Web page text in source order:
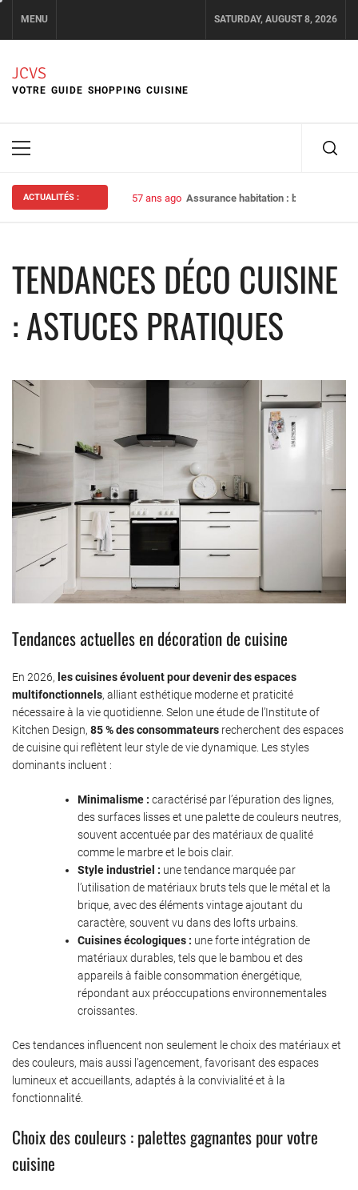
content
MENU SATURDAY, AUGUST 8, 2026
JCVS
VOTRE GUIDE SHOPPING CUISINE
Primary
ACTUALITÉS : 57 ans ago Assurance habitation : bien choisir
TENDANCES DÉCO CUISINE
: ASTUCES PRATIQUES
Tendances actuelles en décoration de cuisine
En 2026, les cuisines évoluent pour devenir des espaces
multifonctionnels, alliant esthétique moderne et praticité
nécessaire à la vie quotidienne. Selon une étude de l’Institute of
Kitchen Design, 85 % des consommateurs recherchent des espaces
de cuisine qui reflètent leur style de vie dynamique. Les styles
dominants incluent :
Minimalisme : caractérisé par l’épuration des lignes,
des surfaces lisses et une palette de couleurs neutres,
souvent accentuée par des matériaux de qualité
comme le marbre et le bois clair.
Style industriel : une tendance marquée par
l’utilisation de matériaux bruts tels que le métal et la
brique, avec des éléments vintage ajoutant du
caractère, souvent vu dans des lofts urbains.
Cuisines écologiques : une forte intégration de
matériaux durables, tels que le bambou et des
appareils à faible consommation énergétique,
répondant aux préoccupations environnementales
croissantes.
Ces tendances influencent non seulement le choix des matériaux et
des couleurs, mais aussi l’agencement, favorisant des espaces
lumineux et accueillants, adaptés à la convivialité et à la
fonctionnalité.
Choix des couleurs : palettes gagnantes pour votre
cuisine